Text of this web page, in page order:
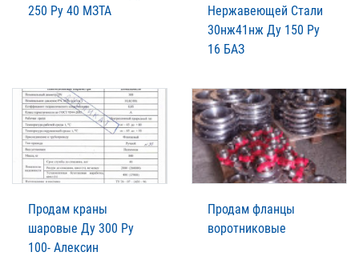
250 Ру 40 МЗТА
Нержавеющей Стали
30нж41нж Ду 150 Ру
16 БАЗ
Продам краны
шаровые Ду 300 Ру
100- Алексин
Продам фланцы
воротниковые